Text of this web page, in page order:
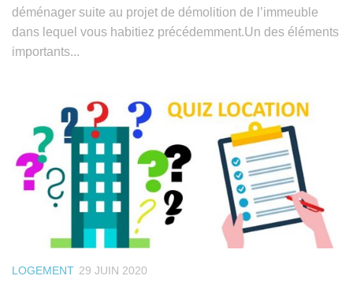
déménager suite au projet de démolition de l’immeuble
dans lequel vous habitiez précédemment.Un des éléments
importants...
LOGEMENT 29 JUIN 2020